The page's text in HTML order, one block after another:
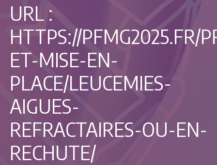
URL :
HTTPS://PFMG2025.FR/
ET-MISE-EN-
PLACE/LEUCEMIES-
AIGUES-
REFRACTAIRES-OU-EN-
RECHUTE/